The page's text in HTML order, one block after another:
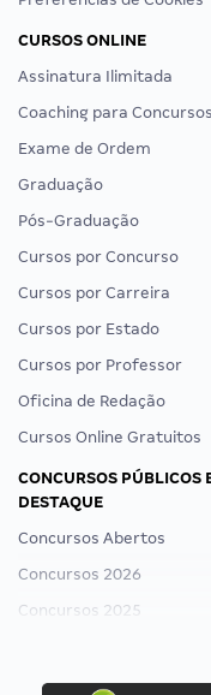
CURSOS ONLINE
Assinatura Ilimitada
Coaching para Concursos
Exame de Ordem
Graduação
Pós-Graduação
Cursos por Concurso
Cursos por Carreira
Cursos por Estado
Cursos por Professor
Oficina de Redação
Cursos Online Gratuitos
CONCURSOS PÚBLICOS
DESTAQUE
Concursos Abertos
Concursos 2026
Concursos 2025
Concurso Ibama